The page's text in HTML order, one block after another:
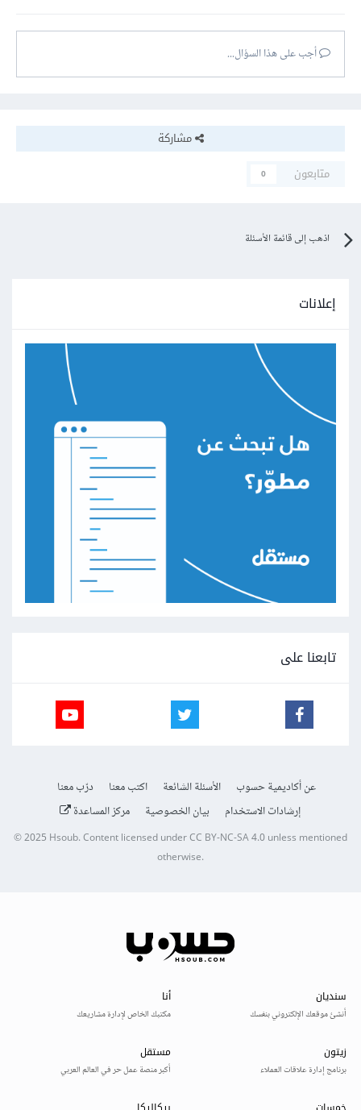
أجب على هذا السؤال...
مشاركة
متابعون
0
اذهب إلى قائمة الأسئلة
إعلانات
تابعنا على
عن أكاديمية حسوب الأسئلة الشائعة اكتب معنا
درّب معنا
إرشادات الاستخدام
بيان الخصوصية مركز المساعدة
© 2025Hsoub.Content licensed underCC BY-NC-SA 4.0unless mentioned
otherwise.